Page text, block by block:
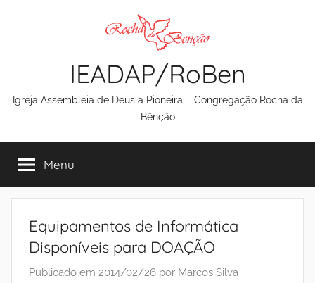
IEADAP/RoBen
Igreja Assembleia de Deus a Pioneira – Congregação Rocha da
Bênção
Menu
Equipamentos de Informática
Disponíveis para DOAÇÃO
Publicado em 2014/02/26 por Marcos Silva